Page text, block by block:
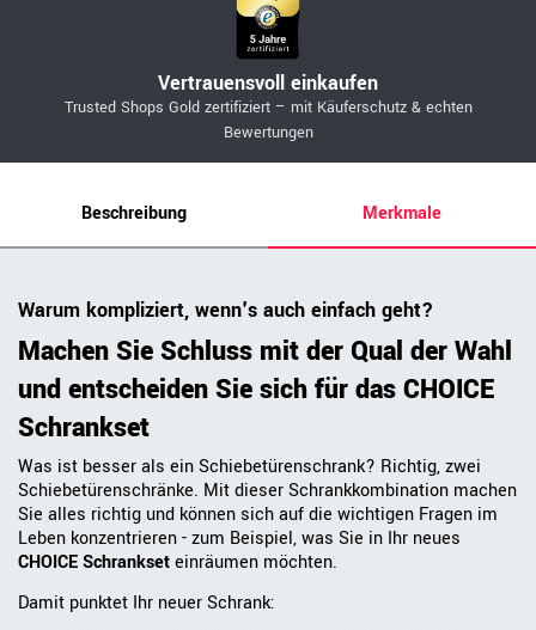
Vertrauensvoll einkaufen
Trusted Shops Gold zertifiziert – mit Käuferschutz & echten
Bewertungen
Beschreibung Merkmale
Warum kompliziert, wenn's auch einfach geht?
Machen Sie Schluss mit der Qual der Wahl
und entscheiden Sie sich für das CHOICE
Schrankset
Was ist besser als ein Schiebetürenschrank? Richtig, zwei
Schiebetürenschränke. Mit dieser Schrankkombination machen
Sie alles richtig und können sich auf die wichtigen Fragen im
Leben konzentrieren - zum Beispiel, was Sie in Ihr neues
CHOICE Schrankseteinräumen möchten.
Damit punktet Ihr neuer Schrank: